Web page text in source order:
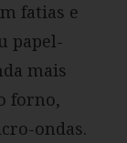
fatias e
papel-
mais
forno,
ondas.